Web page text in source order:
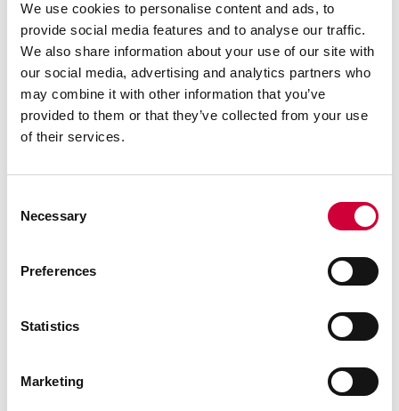
We use cookies to personalise content and ads, to
provide social media features and to analyse our traffic.
We also share information about your use of our site with
our social media, advertising and analytics partners who
may combine it with other information that you’ve
provided to them or that they’ve collected from your use
of their services.
Selection
Necessary
Preferences
Statistics
Marketing
Marek Bednarz
Člen představenstva – Finanční ředitel (CFO)
Před více než 30 lety, v září 1990, firma YAWAL – jako
jedna z prvních v Polsku – zahájila výrobu hliníkových
dovážených ze západní Evropy. První šarže profilů YAWAL